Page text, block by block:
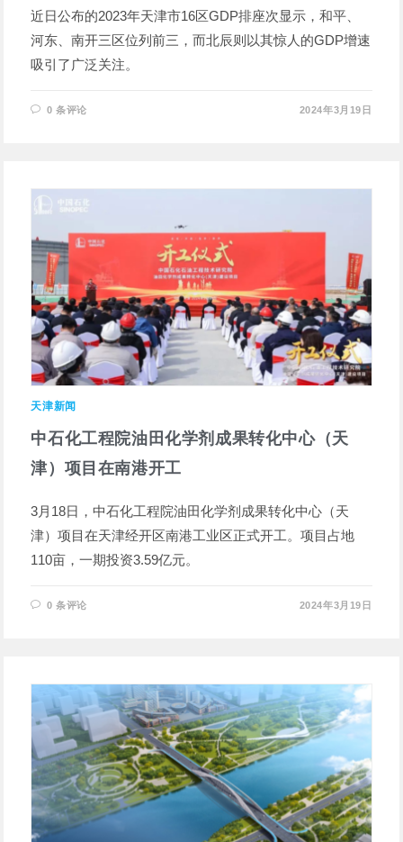
近日公布的2023年天津市16区GDP排座次显示，和平、
河东、南开三区位列前三，而北辰则以其惊人的GDP增速
吸引了广泛关注。
0 条评论 2024年3月19日
天津新闻
中石化工程院油田化学剂成果转化中心（天
津）项目在南港开工
3月18日，中石化工程院油田化学剂成果转化中心（天
津）项目在天津经开区南港工业区正式开工。项目占地
110亩，一期投资3.59亿元。
0 条评论 2024年3月19日